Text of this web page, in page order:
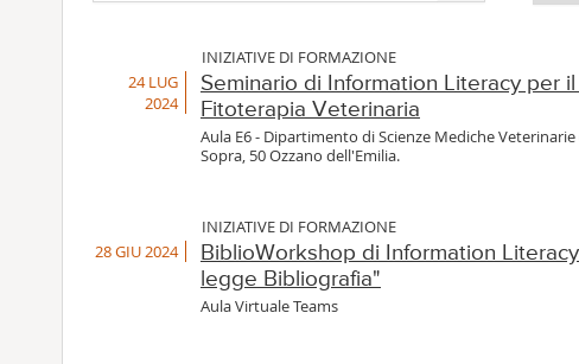
INIZIATIVE DI FORMAZIONE
24 LUG
2024
Seminario di Information Literacy per
Fitoterapia Veterinaria
Aula E6 - Dipartimento di Scienze Mediche Veterinarie
Sopra, 50 Ozzano dell'Emilia.
INIZIATIVE DI FORMAZIONE
28 GIU 2024
BiblioWorkshop di Information
legge Bibliografia"
Aula Virtuale Teams